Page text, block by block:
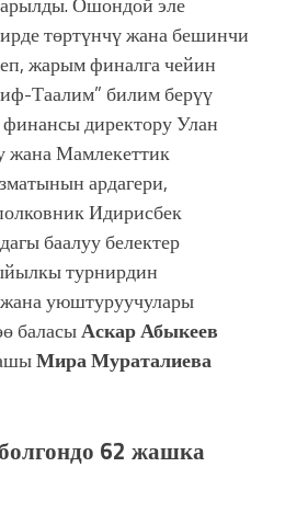
төртүнчү жана бешинчи
жарым финалга чейин
Таалим” билим берүү
директору Улан
Мамлекеттик
ардагери,
Идирисбек
баалуу белектер
турнирдин
уюштуруучулары
баласыАскар Абыкеев
Мира Мураталиева
62 жашка